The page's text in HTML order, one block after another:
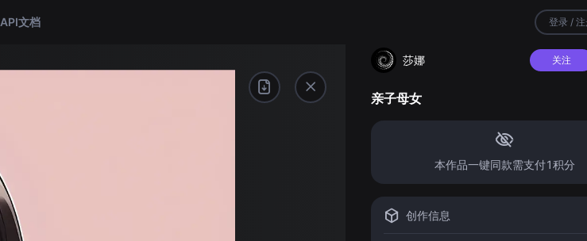
API文档 登录 /
莎娜 关注
亲子母女
本作品一键同款需支付1积分
创作信息